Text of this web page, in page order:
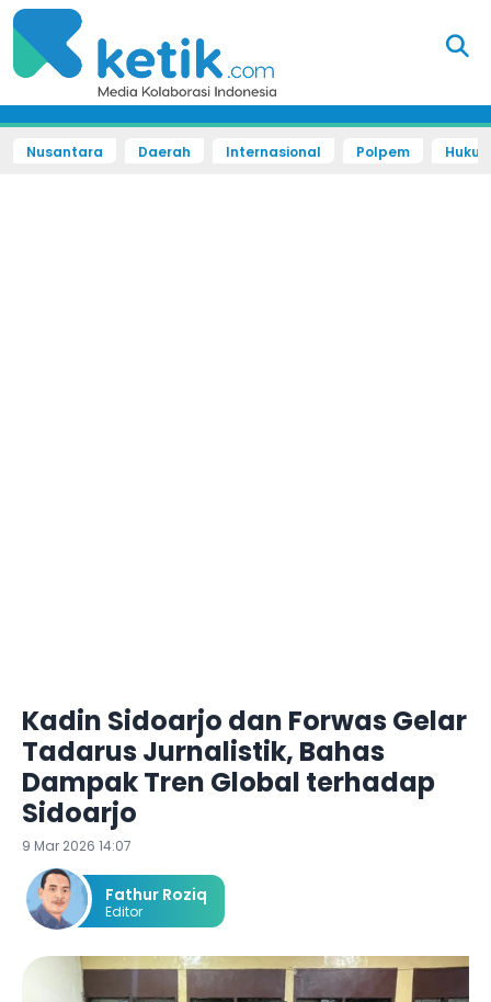
Nusantara Daerah Internasional Polpem
Kadin Sidoarjo dan Forwas Gelar
Tadarus Jurnalistik, Bahas
Dampak Tren Global terhadap
Sidoarjo
9 Mar 2026 14:07
Fathur Roziq
Editor